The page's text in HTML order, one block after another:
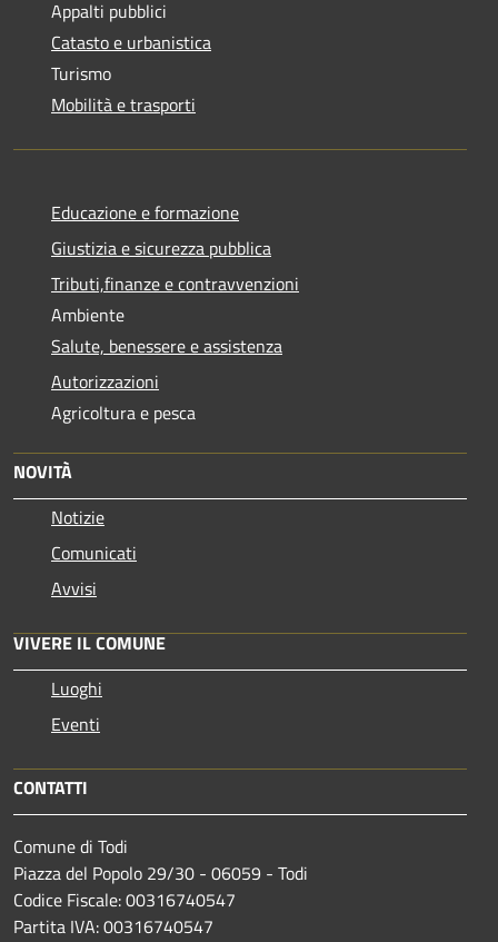
Appalti pubblici
Catasto e urbanistica
Turismo
Mobilità e trasporti
Educazione e formazione
Giustizia e sicurezza pubblica
Tributi,finanze e contravvenzioni
Ambiente
Salute, benessere e assistenza
Autorizzazioni
Agricoltura e pesca
NOVITÀ
Notizie
Comunicati
Avvisi
VIVERE IL COMUNE
Luoghi
Eventi
CONTATTI
Comune di Todi
Piazza del Popolo 29/30 - 06059 - Todi
Codice Fiscale: 00316740547
Partita IVA: 00316740547